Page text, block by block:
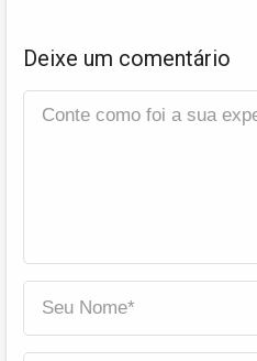
Deixe um comentário